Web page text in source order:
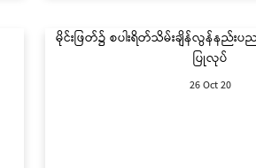
မိုင်းဖြတ်၌ စပါးရိတ်သိမ်းချိန်လွန်နည်းပည
ပြုလုပ်
26 Oct 20